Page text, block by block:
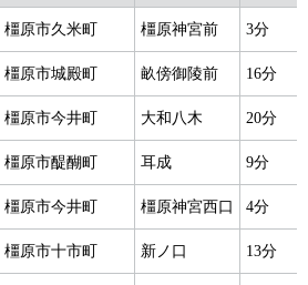
橿原市久米町 橿原神宮前 3分
橿原市城殿町 畝傍御陵前 16分
橿原市今井町 大和八木 20分
橿原市醍醐町 耳成 9分
橿原市今井町 橿原神宮西口 4分
橿原市十市町 新ノ口 13分